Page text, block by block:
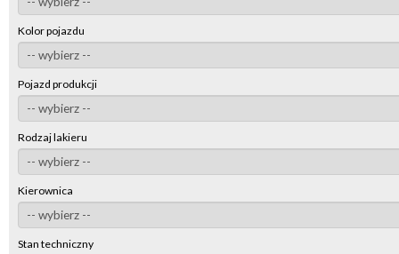
Kolor pojazdu
Pojazd produkcji
Rodzaj lakieru
Kierownica
Stan techniczny